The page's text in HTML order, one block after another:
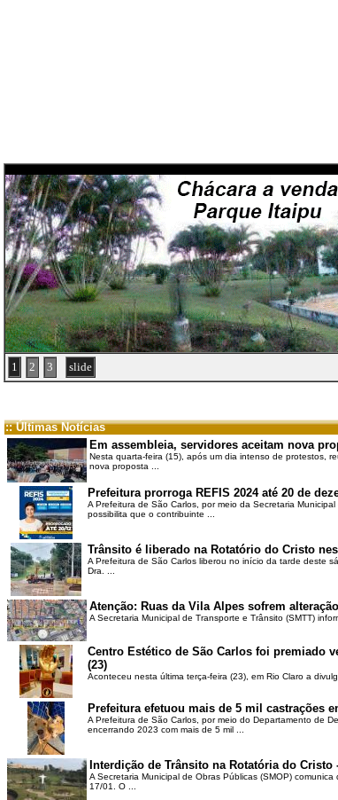
1 2 3 slide
:: Últimas Notícias
Em assembleia, servidores aceitam nova
Nesta quarta-feira (15), após um dia intenso de protestos,
nova proposta ...
Prefeitura prorroga REFIS 2024 até 20 de
A Prefeitura de São Carlos, por meio da Secretaria
possibilita que o contribuinte ...
Trânsito é liberado na Rotatório do Cristo
A Prefeitura de São Carlos liberou no início da tarde deste
Dra. ...
Atenção: Ruas da Vila Alpes sofrem
A Secretaria Municipal de Transporte e Trânsito (SMTT)
Centro Estético de São Carlos foi premiado
(23)
Aconteceu nesta última terça-feira (23), em Rio Claro a
Prefeitura efetuou mais de 5 mil castrações
A Prefeitura de São Carlos, por meio do Departamento de
encerrando 2023 com mais de 5 mil ...
Interdição de Trânsito na Rotatória do Cristo
A Secretaria Municipal de Obras Públicas (SMOP)
17/01. O ...